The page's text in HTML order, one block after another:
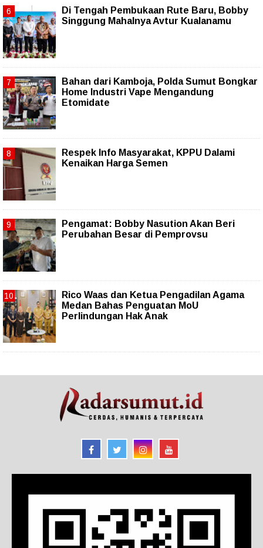
Di Tengah Pembukaan Rute Baru, Bobby
Singgung Mahalnya Avtur Kualanamu
Bahan dari Kamboja, Polda Sumut Bongkar
Home Industri Vape Mengandung
Etomidate
Respek Info Masyarakat, KPPU Dalami
Kenaikan Harga Semen
Pengamat: Bobby Nasution Akan Beri
Perubahan Besar di Pemprovsu
Rico Waas dan Ketua Pengadilan Agama
Medan Bahas Penguatan MoU
Perlindungan Hak Anak